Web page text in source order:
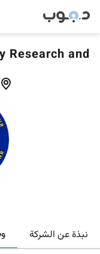
Research and
نبذة عن الشركة